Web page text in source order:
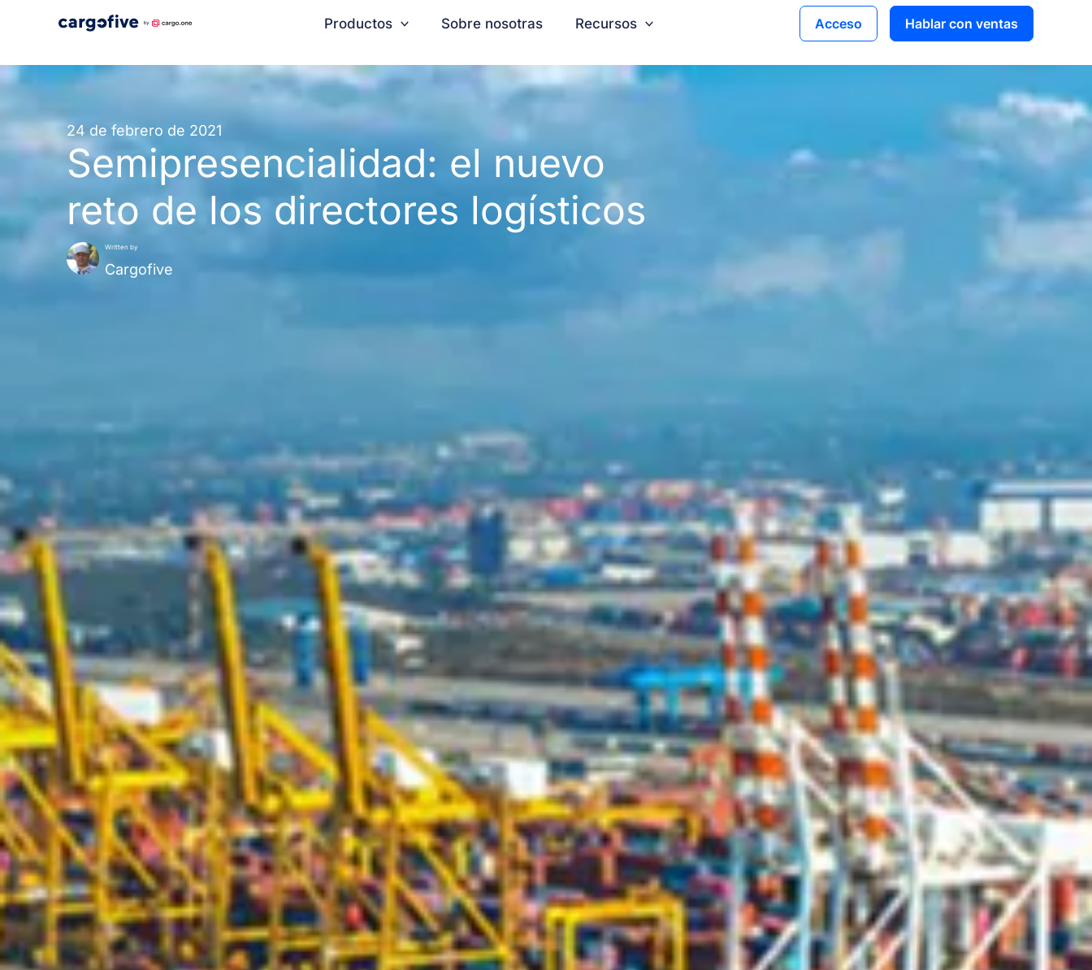
Productos Sobre nosotras Recursos Acceso Hablar con ventas
24 de febrero de 2021
Semipresencialidad: el nuevo
reto de los directores logísticos
Written by
Cargofive